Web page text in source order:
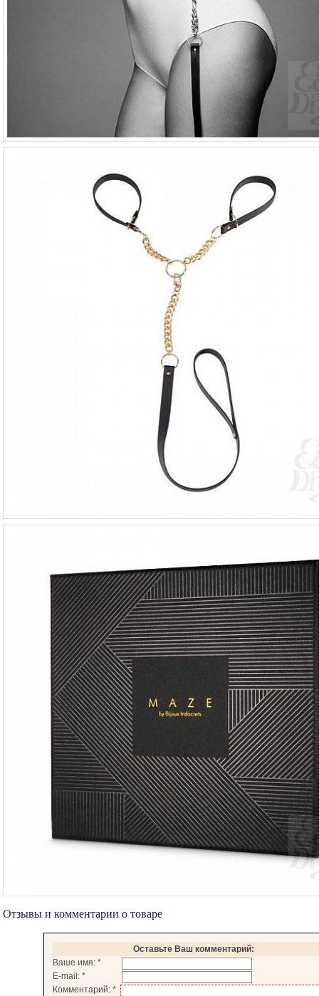
Отзывы и комментарии о товаре
Оставьте Ваш комментарий:
Ваше имя: *
E-mail: *
Комментарий: *